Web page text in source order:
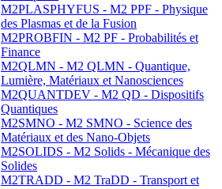
M2PLASPHYFUS - M2 PPF - Physique
des Plasmas et de la Fusion
M2PROBFIN - M2 PF - Probabilités et
Finance
M2QLMN - M2 QLMN - Quantique,
Lumière, Matériaux et Nanosciences
M2QUANTDEV - M2 QD - Dispositifs
Quantiques
M2SMNO - M2 SMNO - Science des
Matériaux et des Nano-Objets
M2SOLIDS - M2 Solids - Mécanique des
Solides
M2TRADD - M2 TraDD - Transport et